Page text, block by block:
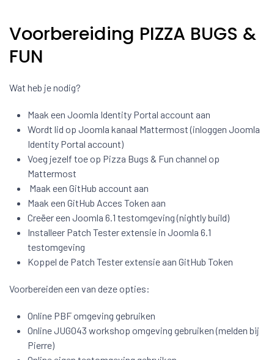
Voorbereiding PIZZA BUGS &
FUN
Wat heb je nodig?
Maak een Joomla Identity Portal account aan
Wordt lid op Joomla kanaal Mattermost (inloggen Joomla
Identity Portal account)
Voeg jezelf toe op Pizza Bugs & Fun channel op
Mattermost
Maak een GitHub account aan
Maak een GitHub Acces Token aan
Creëer een Joomla 6.1 testomgeving (nightly build)
Installeer Patch Tester extensie in Joomla 6.1
testomgeving
Koppel de Patch Tester extensie aan GitHub Token
Voorbereiden een van deze opties:
Online PBF omgeving gebruiken
Online JUG043 workshop omgeving gebruiken (melden bij
Pierre)